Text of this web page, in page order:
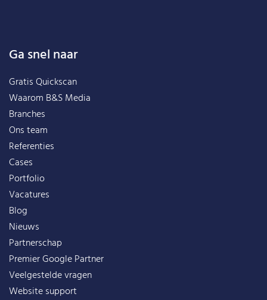
Ga snel naar
Gratis Quickscan
Waarom B&S Media
Branches
Ons team
Referenties
Cases
Portfolio
Vacatures
Blog
Nieuws
Partnerschap
Premier Google Partner
Veelgestelde vragen
Website support